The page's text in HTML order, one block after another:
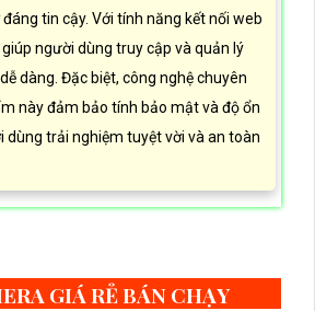
tin cậy. Với tính năng kết nối web
người dùng truy cập và quản lý
dàng. Đặc biệt, công nghệ chuyên
này đảm bảo tính bảo mật và độ ổn
dùng trải nghiệm tuyệt vời và an toàn
GIÁ RẺ BÁN CHẠY